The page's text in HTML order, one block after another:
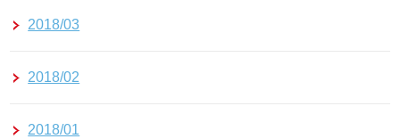
2018/03
2018/02
2018/01